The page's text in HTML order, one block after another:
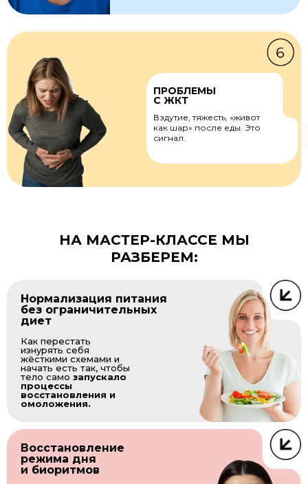
ПРОБЛЕМЫ
С ЖКТ
Вздутие, тяжесть, «живот
как шар» после еды. Это
сигнал.
НА МАСТЕР-КЛАССЕ МЫ
РАЗБЕРЕМ:
Нормализация питания
без ограничительных
диет
Как перестать
изнурять себя
жёсткими схемами и
начать есть так, чтобы
тело само запускало
процессы
восстановления и
омоложения.
Восстановление
режима дня
и биоритмов